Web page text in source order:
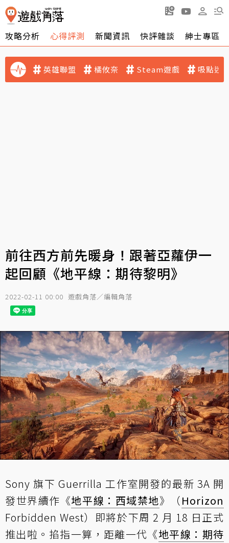
攻略分析 心得評測 新聞資訊 快評雜談 紳士專區
英雄聯盟 橘攸奈 Steam遊戲 吸點迷
前往西方前先暖身！跟著亞蘿伊一
起回顧《地平線：期待黎明》
2022-02-11 00:00 遊戲角落／編輯角落
Sony 旗下 Guerrilla 工作室開發的最新 3A 開
發世界續作《地平線：西域禁地》（Horizon
Forbidden West）即將於下周 2 月 18 日正式
推出啦。掐指一算，距離一代《地平線：期待